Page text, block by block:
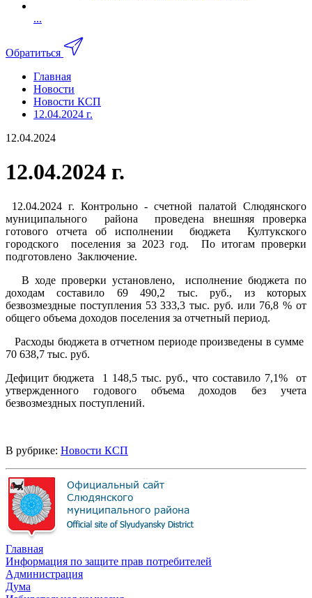
...
Обратиться
Главная
Новости
Новости КСП
12.04.2024 г.
12.04.2024
12.04.2024 г.
12.04.2024 г. Контрольно - счетной палатой Слюдянского
муниципального района проведена внешняя проверка
готового отчета об исполнении бюджета Култукского
городского поселения за 2023 год. По итогам проверки
подготовлено Заключение.
В ходе проверки установлено, исполнение бюджета по
доходам составило 69 490,2 тыс. руб., из которых
безвозмездные поступления 53 333,3 тыс. руб. или 76,8 % от
общего объема доходов поселения за отчетный период.
Расходы бюджета в отчетном периоде произведены в сумме
70 638,7 тыс. руб.
Дефицит бюджета 1 148,5 тыс. руб., что составило 7,1% от
утвержденного годового объема доходов без учета
безвозмездных поступлений.
В рубрике: Новости КСП
Главная
Информация по защите прав потребителей
Администрация
Дума